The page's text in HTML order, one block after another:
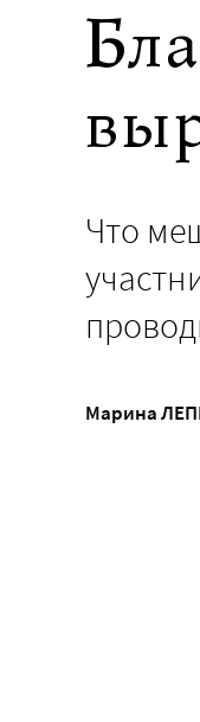
Что
Марина